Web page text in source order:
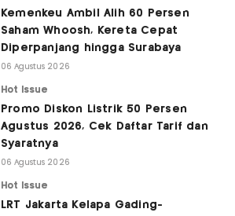
Kemenkeu Ambil Alih 60 Persen
Saham Whoosh, Kereta Cepat
Diperpanjang hingga Surabaya
06 Agustus 2026
Hot Issue
Promo Diskon Listrik 50 Persen
Agustus 2026, Cek Daftar Tarif dan
Syaratnya
06 Agustus 2026
Hot Issue
LRT Jakarta Kelapa Gading-